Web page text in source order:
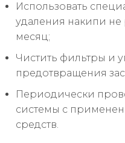
Использовать
удаления накипи не
месяц;
Чистить фильтры и
предотвращения
Периодически
системы с
средств.